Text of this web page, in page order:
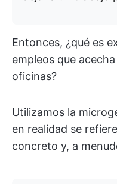
Entonces, ¿qué es
empleos que
oficinas?
Utilizamos la
en realidad se
concreto y, a